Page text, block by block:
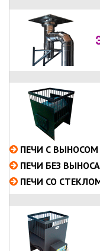
ПЕЧИ С ВЫНОСОМ
ПЕЧИ БЕЗ ВЫНОСА
ПЕЧИ СО